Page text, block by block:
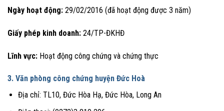
Ngày hoạt động: 29/02/2016 (đã hoạt động được 3 năm)
Giấy phép kinh doanh: 24/TP-ĐKHĐ
Lĩnh vực: Hoạt động công chứng và chứng thực
3. Văn phòng công chứng huyện Đức Hoà
Địa chỉ: TL10, Đức Hòa Hạ, Đức Hòa, Long An